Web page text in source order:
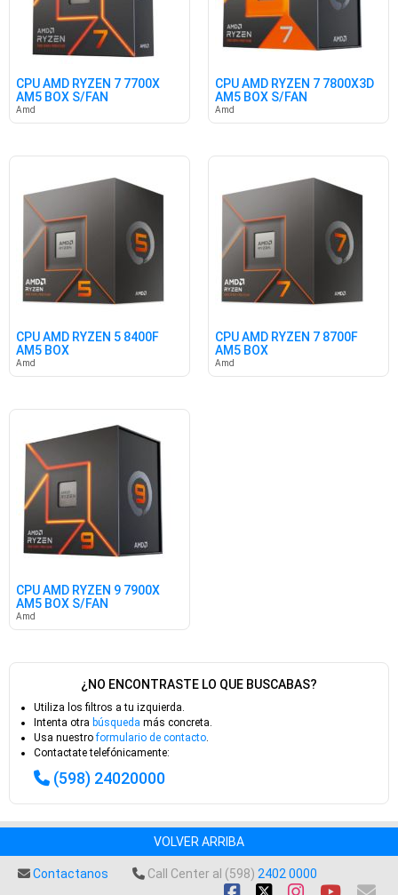
CPU AMD RYZEN 7 7700X
AM5 BOX S/FAN
Amd
CPU AMD RYZEN 7 7800X3D
AM5 BOX S/FAN
Amd
CPU AMD RYZEN 5 8400F
AM5 BOX
Amd
CPU AMD RYZEN 7 8700F
AM5 BOX
Amd
CPU AMD RYZEN 9 7900X
AM5 BOX S/FAN
Amd
¿NO ENCONTRASTE LO QUE BUSCABAS?
Utiliza los filtros a tu izquierda.
Intenta otra búsqueda más concreta.
Usa nuestroformulario de contacto.
Contactate telefónicamente:
(598) 24020000
VOLVER ARRIBA
Contactanos Call Center al (598) 2402 0000